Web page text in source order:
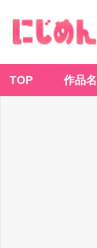
TOP 作品名